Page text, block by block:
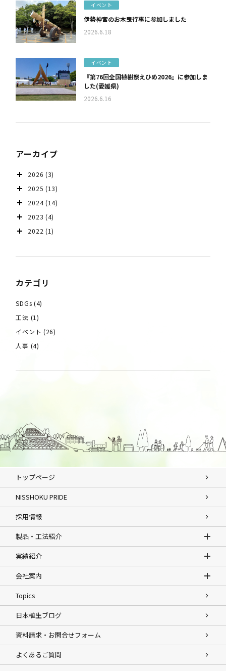
イベント
伊勢神宮のお木曳行事に参加しました
2026.6.18
イベント
『第76回全国植樹祭えひめ2026』に参加しま
した(愛媛県)
2026.6.16
アーカイブ
2026 (3)
2025 (13)
2024(14)
2023 (4)
2022 (1)
カテゴリ
SDGs (4)
工法 (1)
イベント (26)
人事 (4)
トップページ
NISSHOKU PRIDE
採用情報
製品・工法紹介
実績紹介
会社案内
Topics
日本植生ブログ
資料請求・お問合せフォーム
よくあるご質問